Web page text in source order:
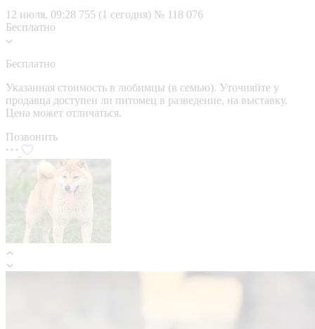
12 июля, 09:28 755 (1 сегодня) № 118 076
Бесплатно
Бесплатно
Указанная стоимость в любимцы (в семью). Уточняйте у
продавца доступен ли питомец в разведение, на выставку.
Цена может отличаться.
Позвонить